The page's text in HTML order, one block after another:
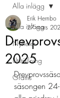
Alla inlägg
Nyheter
Utställning
Grattis
Alla inlägg
2025
Erik Hernbo
27 mars
säsongen